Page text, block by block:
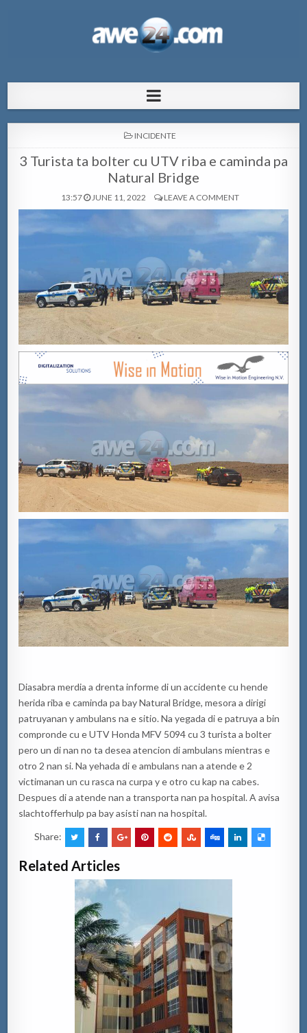
pa Aruba
POSTED
INCIDENTE
3 Turista ta bolter cu UTV riba e caminda pa
Natural Bridge
13:57 JUNE 11, 2022 LEAVE A COMMENT
Diasabra merdia a drenta informe di un accidente cu hende
herida riba e caminda pa bay Natural Bridge, mesora a dirigi
patruyanan y ambulans na e sitio. Na yegada di e patruya a bin
compronde cu e UTV Honda MFV 5094 cu 3 turista a bolter
pero un di nan no ta desea atencion di ambulans mientras e
otro 2 nan si. Na yehada di e ambulans nan a atende e 2
victimanan un cu rasca na curpa y e otro cu kap na cabes.
Despues di a atende nan a transporta nan pa hospital. A avisa
slachtofferhulp pa bay asisti nan na hospital.
Share:
Related Articles